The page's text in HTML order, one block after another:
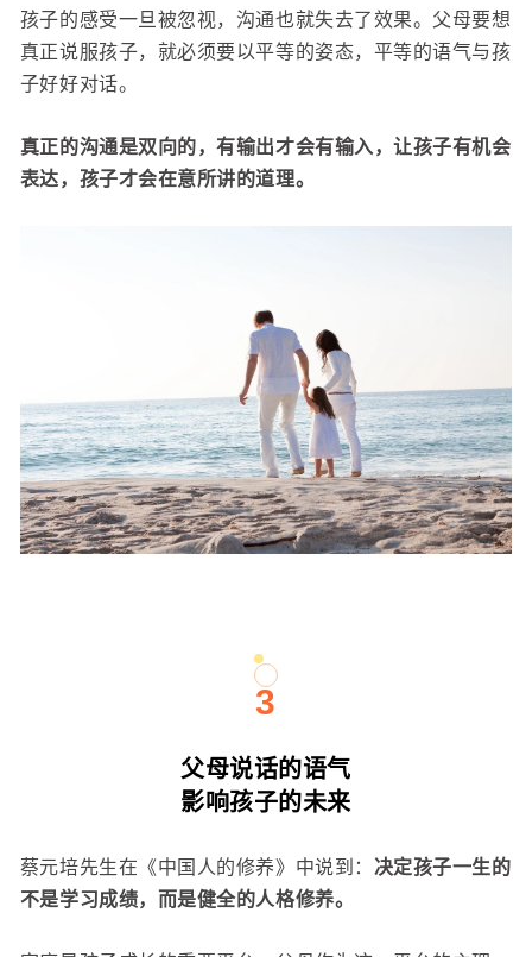
孩子的感受一旦被忽视，沟通也就失去了效果。父母要想
真正说服孩子，就必须要以平等的姿态，平等的语气与孩
子好好对话。
真正的沟通是双向的，有输出才会有输入，让孩子有机会
表达，孩子才会在意所讲的道理。
3
父母说话的语气
影响孩子的未来
蔡元培先生在《中国人的修养》中说到： 决定孩子一生的
不是学习成绩，而是健全的人格修养。